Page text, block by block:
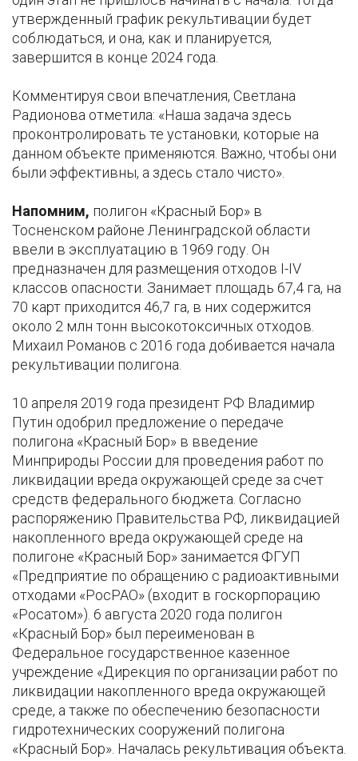
утвержденный график рекультивации будет
соблюдаться, и она, как и планируется,
завершится в конце 2024 года.
Комментируя свои впечатления, Светлана
Радионова отметила: «Наша задача здесь
проконтролировать те установки, которые на
данном объекте применяются. Важно, чтобы они
были эффективны, а здесь стало чисто».
Напомним, полигон «Красный Бор» в
Тосненском районе Ленинградской области
ввели в эксплуатацию в 1969 году. Он
предназначен для размещения отходов I-IV
классов опасности. Занимает площадь 67,4 га, на
70 карт приходится 46,7 га, в них содержится
около 2 млн тонн высокотоксичных отходов.
Михаил Романов с 2016 года добивается начала
рекультивации полигона.
10 апреля 2019 года президент РФ Владимир
Путин одобрил предложение о передаче
полигона «Красный Бор» в введение
Минприроды России для проведения работ по
ликвидации вреда окружающей среде за счет
средств федерального бюджета. Согласно
распоряжению Правительства РФ, ликвидацией
накопленного вреда окружающей среде на
полигоне «Красный Бор» занимается ФГУП
«Предприятие по обращению с радиоактивными
отходами «РосРАО» (входит в госкорпорацию
«Росатом»). 6 августа 2020 года полигон
«Красный Бор» был переименован в
Федеральное государственное казенное
учреждение «Дирекция по организации работ по
ликвидации накопленного вреда окружающей
среде, а также по обеспечению безопасности
гидротехнических сооружений полигона
«Красный Бор». Началась рекультивация объекта.